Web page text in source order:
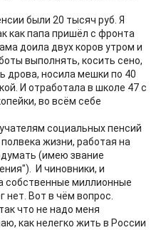
были 20 тысяч руб. Я
как папа пришёл с фронта
доила двух коров утром и
выполнять, косить сено,
дрова, носила мешки по 40
И отработала в школе 47 с
во всём себе
социальных пенсий
жизни, работая на
(имею звание
И чиновники, и
собственные миллионные
нет. Вот в чём вопрос.
что не надо меня
как нелегко жить в России